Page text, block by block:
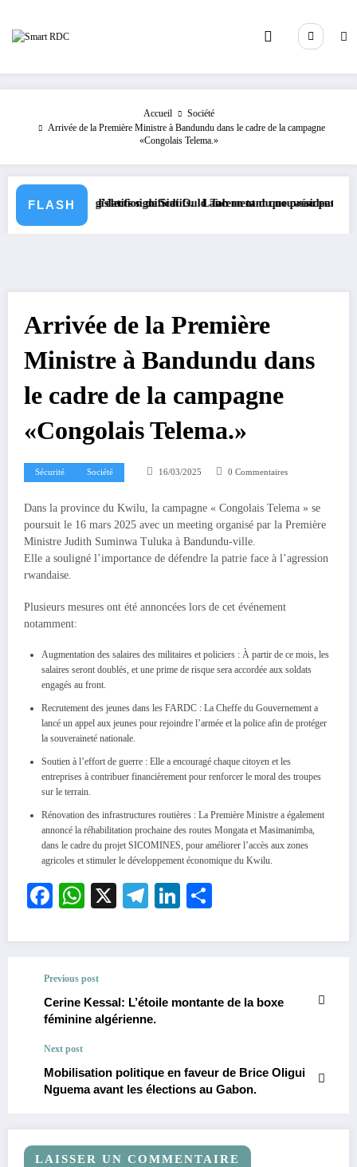
contenu
Accueil
Société
Arrivée de la Première Ministre à Bandundu dans le cadre de la campagne
«Congolais Telema.»
FLASH
textes législatifs significatifs.
suite à l’élection de Sidi Ould Tah en tant que président de la
Lancement du nouveau passeport
Arrivée de la Première
Ministre à Bandundu dans
le cadre de la campagne
«Congolais Telema.»
Sécurité Société 16/03/2025 0 Commentaires
Dans la province du Kwilu, la campagne « Congolais Telema » se
poursuit le 16 mars 2025 avec un meeting organisé par la Première
Ministre Judith Suminwa Tuluka à Bandundu-ville.
Elle a souligné l’importance de défendre la patrie face à l’agression
rwandaise.
Plusieurs mesures ont été annoncées lors de cet événement
notamment:
Augmentation des salaires des militaires et policiers : À partir de ce mois, les
salaires seront doublés, et une prime de risque sera accordée aux soldats
engagés au front.
Recrutement des jeunes dans les FARDC : La Cheffe du Gouvernement a
lancé un appel aux jeunes pour rejoindre l’armée et la police afin de protéger
la souveraineté nationale.
Soutien à l’effort de guerre : Elle a encouragé chaque citoyen et les
entreprises à contribuer financièrement pour renforcer le moral des troupes
sur le terrain.
Rénovation des infrastructures routières : La Première Ministre a également
annoncé la réhabilitation prochaine des routes Mongata et Masimanimba,
dans le cadre du projet SICOMINES, pour améliorer l’accès aux zones
agricoles et stimuler le développement économique du Kwilu.
Facebook
WhatsApp
X Telegram
LinkedIn
Previous post
Cerine Kessal: L’étoile montante de la boxe
féminine algérienne.
Next post
Mobilisation politique en faveur de Brice Oligui
Nguema avant les élections au Gabon.
LAISSER UN COMMENTAIRE